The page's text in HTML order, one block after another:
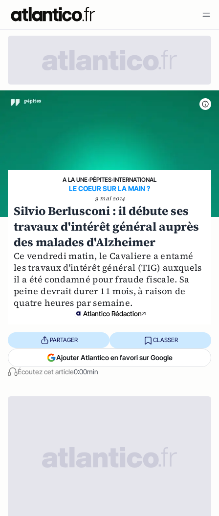
A LA UNE›PÉPITES›INTERNATIONAL
LE COEUR SUR LA MAIN ?
9 mai 2014
Silvio Berlusconi : il débute ses
travaux d'intérêt général auprès
des malades d'Alzheimer
Ce vendredi matin, le Cavaliere a entamé
les travaux d'intérêt général (TIG) auxquels
il a été condamné pour fraude fiscale. Sa
peine devrait durer 11 mois, à raison de
quatre heures par semaine.
Atlantico Rédaction
Écoutez cet article0:00min
PARTAGER CLASSER
Ajouter Atlantico en favori sur Google